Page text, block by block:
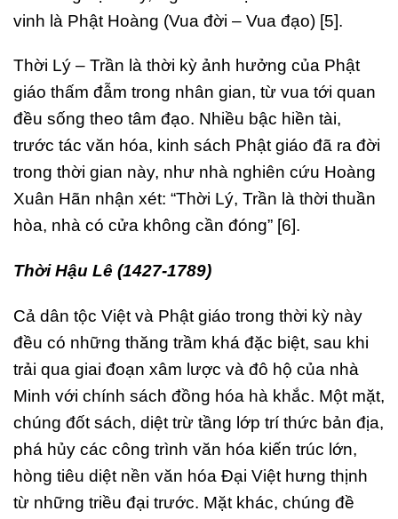
vinh là Phật Hoàng (Vua đời – Vua đạo) [5].
Thời Lý – Trần là thời kỳ ảnh hưởng của Phật
giáo thấm đẫm trong nhân gian, từ vua tới quan
đều sống theo tâm đạo. Nhiều bậc hiền tài,
trước tác văn hóa, kinh sách Phật giáo đã ra đời
trong thời gian này, như nhà nghiên cứu Hoàng
Xuân Hãn nhận xét: “Thời Lý, Trần là thời thuần
hòa, nhà có cửa không cần đóng” [6].
Thời Hậu Lê (1427-1789)
Cả dân tộc Việt và Phật giáo trong thời kỳ này
đều có những thăng trầm khá đặc biệt, sau khi
trải qua giai đoạn xâm lược và đô hộ của nhà
Minh với chính sách đồng hóa hà khắc. Một mặt,
chúng đốt sách, diệt trừ tầng lớp trí thức bản địa,
phá hủy các công trình văn hóa kiến trúc lớn,
hòng tiêu diệt nền văn hóa Đại Việt hưng thịnh
từ những triều đại trước. Mặt khác, chúng đề